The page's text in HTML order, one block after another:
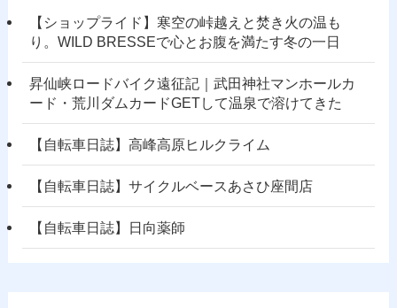
【ショップライド】寒空の峠越えと焚き火の温も
り。WILD BRESSEで心とお腹を満たす冬の一日
昇仙峡ロードバイク遠征記｜武田神社マンホールカ
ード・荒川ダムカードGETして温泉で溶けてきた
【自転車日誌】高峰高原ヒルクライム
【自転車日誌】サイクルベースあさひ座間店
【自転車日誌】日向薬師